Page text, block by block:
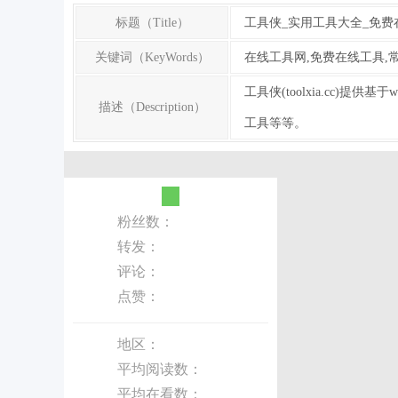
标题（Title） 工具侠_实用工具大全_免费
关键词（KeyWords） 在线工具网,免费在线工具,
描述（Description）
工具侠(toolxia.cc)提供基于
工具等等。
粉丝数：
转发：
评论：
点赞：
地区：
平均阅读数：
平均在看数：